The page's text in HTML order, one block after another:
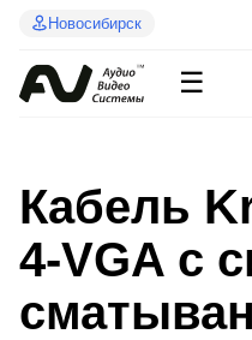
Новосибирск
☰
Кабель
4-VGA с